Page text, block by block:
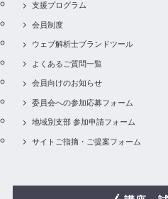
支援プログラム
会員制度
ウェブ解析士ブランドツール
よくあるご質問一覧
会員向けのお知らせ
委員会への参加応募フォーム
地域別支部 参加申請フォーム
サイトご指摘・ご提案フォーム